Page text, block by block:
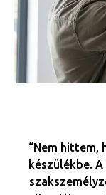
“Nem hittem,
készülékbe.